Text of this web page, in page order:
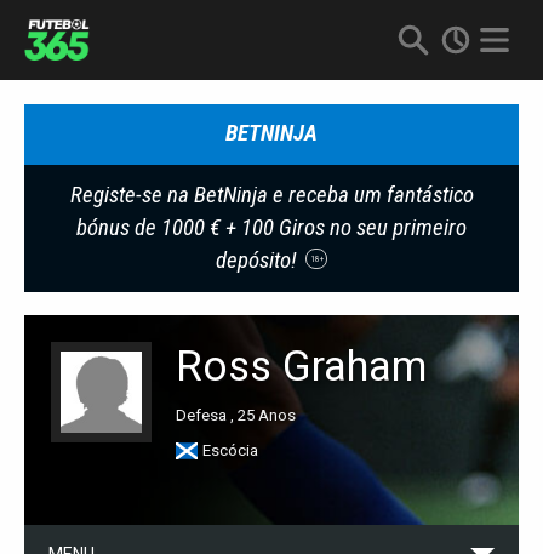
BETNINJA
Registe-se na BetNinja e receba um fantástico
bónus de 1000 € + 100 Giros no seu primeiro
depósito!
18+
Ross Graham
Defesa , 25 Anos
Escócia